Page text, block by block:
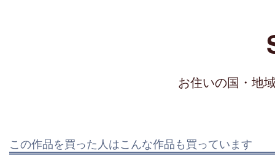
お住いの国・地
この作品を買った人はこんな作品も買っています